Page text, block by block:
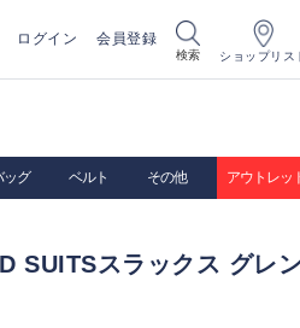
ログイン 会員登録
検索 ショップリス
ッグ ベルト その他 アウトレッ
SUITSスラックス グレ